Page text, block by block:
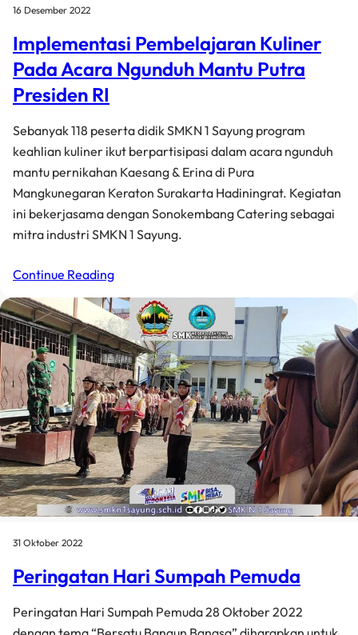
16 Desember 2022
Implementasi Pembelajaran Kuliner
Pada Acara Ngunduh Mantu Putra
Presiden RI
Sebanyak 118 peserta didik SMKN 1 Sayung program
keahlian kuliner ikut berpartisipasi dalam acara ngunduh
mantu pernikahan Kaesang & Erina di Pura
Mangkunegaran Keraton Surakarta Hadiningrat. Kegiatan
ini bekerjasama dengan Sonokembang Catering sebagai
mitra industri SMKN 1 Sayung.
Continue Reading
31 Oktober 2022
Peringatan Hari Sumpah Pemuda
Peringatan Hari Sumpah Pemuda 28 Oktober 2022